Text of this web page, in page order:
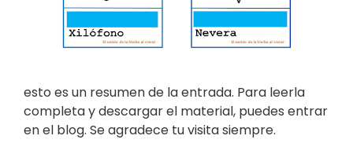
esto es un resumen de la entrada. Para leerla
completa y descargar el material, puedes entrar
en el blog. Se agradece tu visita siempre.